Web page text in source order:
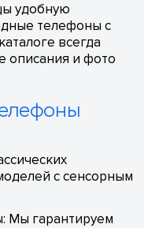
удобную
телефоны с
всегда
описания и фото
с сенсорным
Мы гарантируем